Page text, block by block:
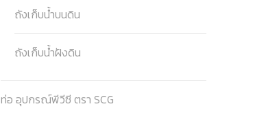
ถังเก็บน้ำบนดิน
ถังเก็บน้ำฝังดิน
ท่อ อุปกรณ์พีวีซี ตรา SCG